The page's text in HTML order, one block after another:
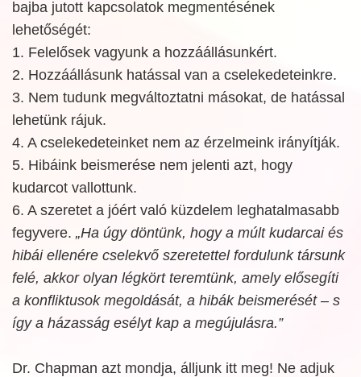
bajba jutott kapcsolatok megmentésének
lehetőségét:
1. Felelősek vagyunk a hozzáállásunkért.
2. Hozzáállásunk hatással van a cselekedeteinkre.
3. Nem tudunk megváltoztatni másokat, de hatással
lehetünk rájuk.
4. A cselekedeteinket nem az érzelmeink irányítják.
5. Hibáink beismerése nem jelenti azt, hogy
kudarcot vallottunk.
6. A szeretet a jóért való küzdelem leghatalmasabb
fegyvere. „Ha úgy döntünk, hogy a múlt kudarcai és
hibái ellenére cselekvő szeretettel fordulunk társunk
felé, akkor olyan légkört teremtünk, amely elősegíti
a konfliktusok megoldását, a hibák beismerését – s
így a házasság esélyt kap a megújulásra.”
Dr. Chapman azt mondja, álljunk itt meg! Ne adjuk